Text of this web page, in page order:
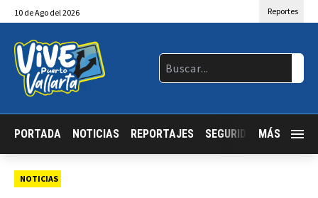
10 deAgo del 2026 Reportes
PORTADA NOTICIAS REPORTAJES SEGURIDAD JALISCO
MÁS
NOTICIAS